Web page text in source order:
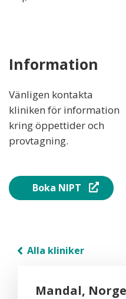
Information
Vänligen kontakta
kliniken för information
kring öppettider och
provtagning.
Boka NIPT
Alla kliniker
Mandal, Norge